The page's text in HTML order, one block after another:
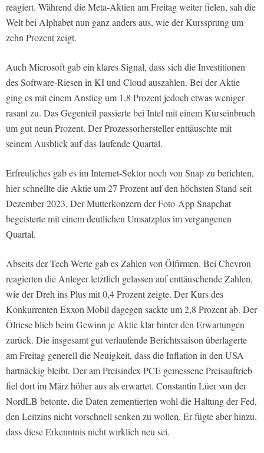
reagiert. Während die Meta-Aktien am Freitag weiter fielen, sah die
Welt bei Alphabet nun ganz anders aus, wie der Kurssprung um
zehn Prozent zeigt.
Auch Microsoft gab ein klares Signal, dass sich die Investitionen
des Software-Riesen in KI und Cloud auszahlen. Bei der Aktie
ging es mit einem Anstieg um 1,8 Prozent jedoch etwas weniger
rasant zu. Das Gegenteil passierte bei Intel mit einem Kurseinbruch
um gut neun Prozent. Der Prozessorhersteller enttäuschte mit
seinem Ausblick auf das laufende Quartal.
Erfreuliches gab es im Internet-Sektor noch von Snap zu berichten,
hier schnellte die Aktie um 27 Prozent auf den höchsten Stand seit
Dezember 2023. Der Mutterkonzern der Foto-App Snapchat
begeisterte mit einem deutlichen Umsatzplus im vergangenen
Quartal.
Abseits der Tech-Werte gab es Zahlen von Ölfirmen. Bei Chevron
reagierten die Anleger letztlich gelassen auf enttäuschende Zahlen,
wie der Dreh ins Plus mit 0,4 Prozent zeigte. Der Kurs des
Konkurrenten Exxon Mobil dagegen sackte um 2,8 Prozent ab. Der
Ölriese blieb beim Gewinn je Aktie klar hinter den Erwartungen
zurück. Die insgesamt gut verlaufende Berichtssaison überlagerte
am Freitag generell die Neuigkeit, dass die Inflation in den USA
hartnäckig bleibt. Der am Preisindex PCE gemessene Preisauftrieb
fiel dort im März höher aus als erwartet. Constantin Lüer von der
NordLB betonte, die Daten zementierten wohl die Haltung der Fed,
den Leitzins nicht vorschnell senken zu wollen. Er fügte aber hinzu,
dass diese Erkenntnis nicht wirklich neu sei.